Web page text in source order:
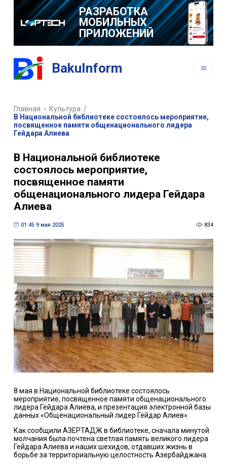
РАЗРАБОТКА
МОБИЛЬНЫХ
ПРИЛОЖЕНИЙ
BakuInform
Главная Культура /
В Национальной библиотеке состоялось мероприятие,
посвященное памяти общенационального лидера
Гейдара Алиева
В Национальной библиотеке
состоялось мероприятие,
посвященное памяти
общенационального лидера Гейдара
Алиева
01:45 9 мая 2025 834
8 мая в Национальной библиотеке состоялось
мероприятие, посвященное памяти общенационального
лидера Гейдара Алиева, и презентация электронной базы
данных «Общенациональный лидер Гейдар Алиев».
Как сообщили АЗЕРТАДЖ в библиотеке, сначала минутой
молчания была почтена светлая память великого лидера
Гейдара Алиева и наших шехидов, отдавших жизнь в
борьбе за территориальную целостность Азербайджана.